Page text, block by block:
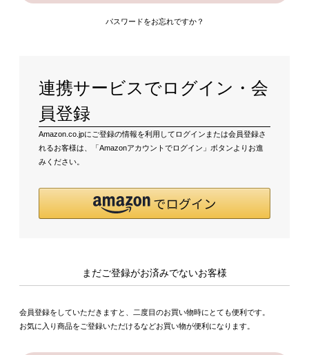
パスワードをお忘れですか？
連携サービスでログイン・会
員登録
Amazon.co.jpにご登録の情報を利用してログインまたは会員登録さ
れるお客様は、「Amazonアカウントでログイン」ボタンよりお進
みください。
まだご登録がお済みでないお客様
会員登録をしていただきますと、二度目のお買い物時にとても便利です。
お気に入り商品をご登録いただけるなどお買い物が便利になります。